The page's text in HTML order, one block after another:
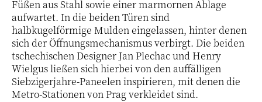
Füßen aus Stahl sowie einer marmornen Ablage
aufwartet. In die beiden Türen sind
halbkugelförmige Mulden eingelassen, hinter denen
sich der Öffnungsmechanismus verbirgt. Die beiden
tschechischen Designer Jan Plechac und Henry
Wielgus ließen sich hierbei von den auffälligen
Siebzigerjahre-Paneelen inspirieren, mit denen die
Metro-Stationen von Prag verkleidet sind.